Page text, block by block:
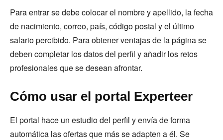
Para entrar se debe colocar el nombre y apellido, la fecha
de nacimiento, correo, país, código postal y el último
salario percibido. Para obtener ventajas de la página se
deben completar los datos del perfil y añadir los retos
profesionales que se desean afrontar.
Cómo usar el portal Experteer
El portal hace un estudio del perfil y envía de forma
automática las ofertas que más se adapten a él. Se